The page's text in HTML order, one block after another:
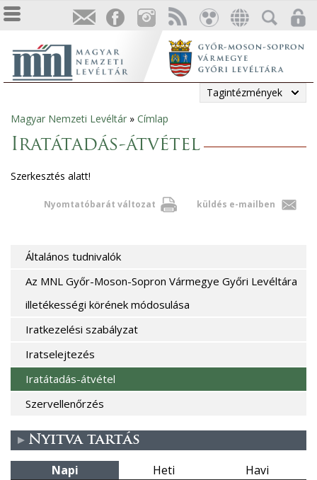
Tagintézmények
Jelenlegi
hely
Magyar Nemzeti Levéltár » Címlap
Iratátadás-átvétel
Szerkesztés alatt!
Nyomtatóbarát változat küldés e-mailben
Általános tudnivalók
Az MNL Győr-Moson-Sopron Vármegye Győri Levéltára
illetékességi körének módosulása
Iratkezelési szabályzat
Iratselejtezés
Iratátadás-átvétel
Szervellenőrzés
Nyitva tartás
Napi Heti Havi